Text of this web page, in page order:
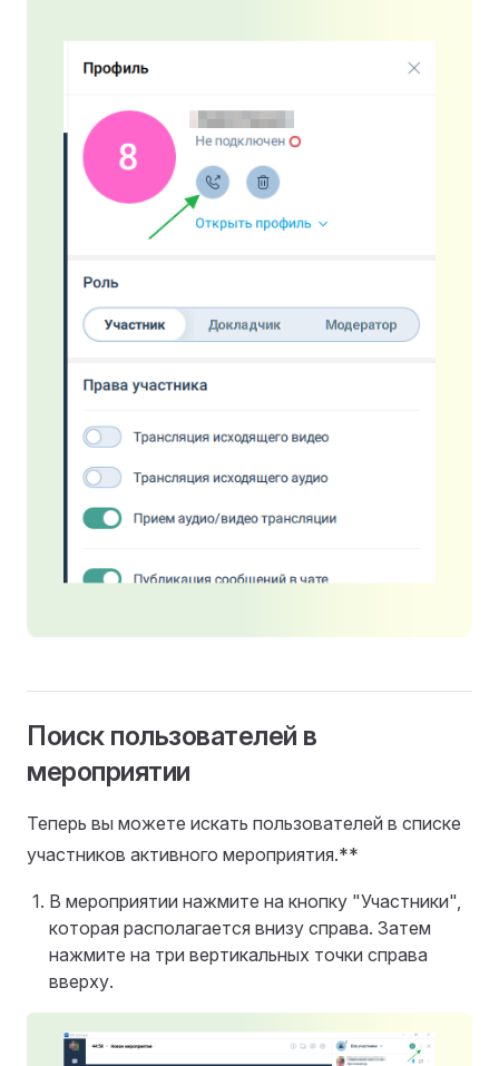
Поиск пользователей в
мероприятии
Теперь вы можете искать пользователей в списке
участников активного мероприятия.**
В мероприятии нажмите на кнопку "Участники",
которая располагается внизу справа. Затем
нажмите на три вертикальных точки справа
вверху.